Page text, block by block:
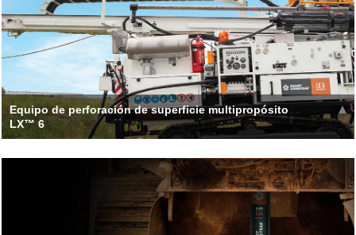
Equipo de perforación de superficie multipropósito
LX™ 6
ancho, lo que proporciona un excelente acceso al sitio